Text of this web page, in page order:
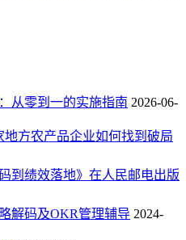
从零到一的实施指南 2026-06-
方农产品企业如何找到破局
到绩效落地》在人民邮电出版
解码及OKR管理辅导 2024-